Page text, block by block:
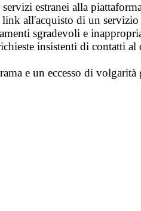
estranei alla
all'acquisto di un servizio
sgradevoli e
insistenti di contatti
e un eccesso di